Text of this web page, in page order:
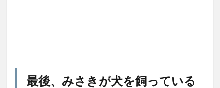
最後、みさきが犬を飼っている